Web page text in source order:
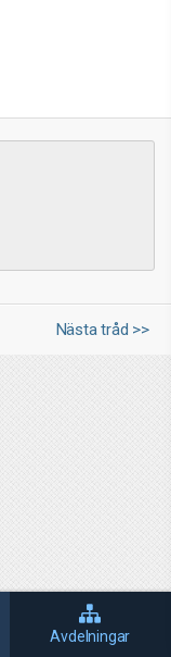
Nästa tråd >>
Avdelningar